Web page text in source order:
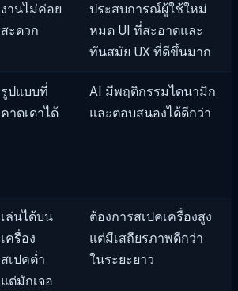
งานไม่ค่อย
สะดวก
ประสบการณ์ผู้ใช้ใหม่
หมด UI ที่สะอาดและ
ทันสมัย UX ที่ดีขึ้นมาก
รูปแบบที่
คาดเดาได้
AI มีพฤติกรรมไดนามิก
และตอบสนองได้ดีกว่า
เล่นได้บน
เครื่อง
สเปคต่ำ
แต่มักเจอ
ต้องการสเปคเครื่องสูง
แต่มีเสถียรภาพดีกว่า
ในระยะยาว